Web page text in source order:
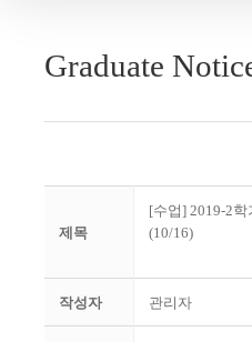
Graduate
제목
[수업] 2019-2
(10/16)
작성자 관리자